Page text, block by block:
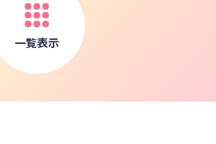
一覧表示